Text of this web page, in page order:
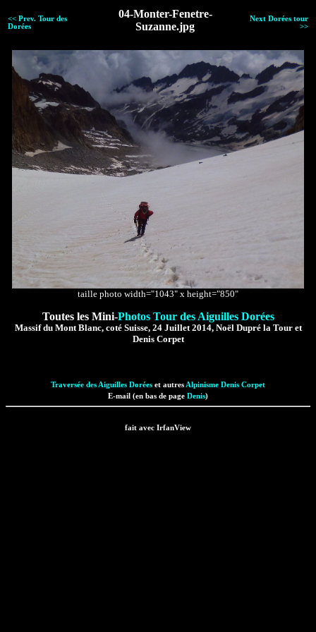
<< Prev. Tour des
Dorées
04-Monter-Fenetre-
Suzanne.jpg
Next Dorées tour
>>
taille photo width="1043" x height="850"
Toutes les Mini-Photos Tour des Aiguilles Dorées
Massif du Mont Blanc, coté Suisse, 24 Juillet 2014, Noël Dupré la Tour et
Denis Corpet
Traversée des Aiguilles Dorées et autres Alpinisme Denis Corpet
E-mail (en bas de page Denis)
fait avec IrfanView